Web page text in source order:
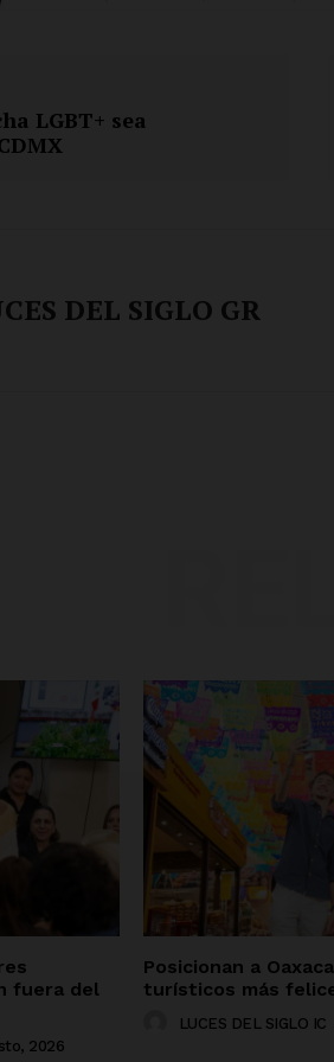
LGBT+ sea
DEL SIGLO GR
fuera del
2026
Posicionan a
turísticos más
LUCES DEL SIGLO IC